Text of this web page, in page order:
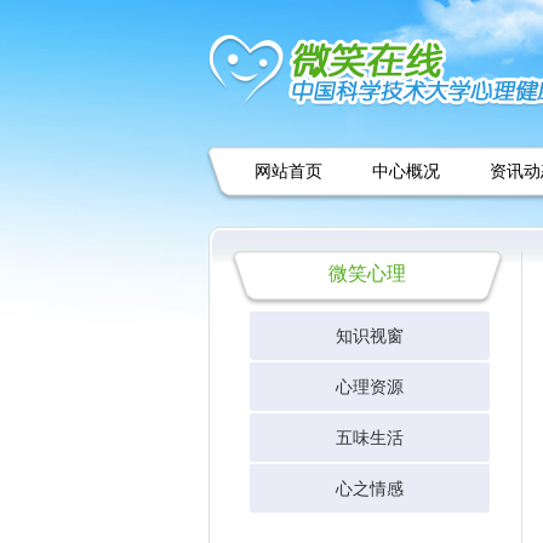
网站首页 中心概况 资讯
微笑心理
知识视窗
基础理论
应用心理
心理资源
心理学家
经典实验
五味生活
心之情感